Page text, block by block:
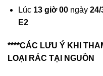
Lúc 13 giờ 00ngày 24/
E2
****CÁC LƯU Ý KHI
LOẠI RÁC TẠI NGUỒN